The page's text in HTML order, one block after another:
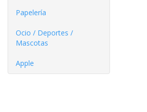
Papelería
Ocio / Deportes /
Mascotas
Apple